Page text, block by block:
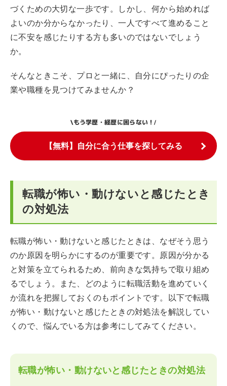
づくための大切な一歩です。しかし、何から始めれば
よいのか分からなかったり、一人ですべて進めること
に不安を感じたりする方も多いのではないでしょう
か。
そんなときこそ、プロと一緒に、自分にぴったりの企
業や職種を見つけてみませんか？
\もう学歴・経歴に困らない！/
【無料】自分に合う仕事を探してみる
転職が怖い・動けないと感じたとき
の対処法
転職が怖い・動けないと感じたときは、なぜそう思う
のか原因を明らかにするのが重要です。原因が分かる
と対策を立てられるため、前向きな気持ちで取り組め
るでしょう。また、どのように転職活動を進めていく
か流れを把握しておくのもポイントです。以下で転職
が怖い・動けないと感じたときの対処法を解説してい
くので、悩んでいる方は参考にしてみてください。
転職が怖い・動けないと感じたときの対処法